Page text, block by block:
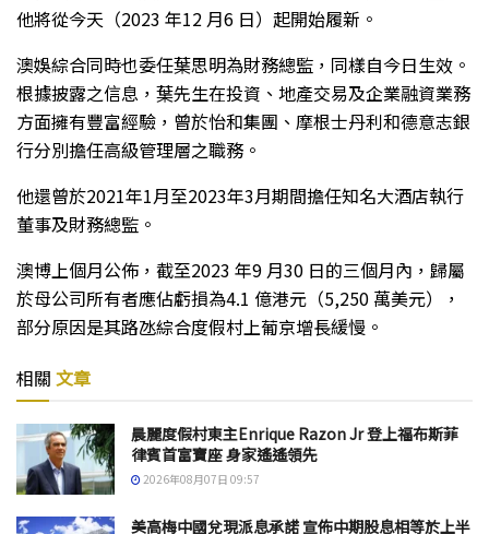
他將從今天（2023 年12 月6 日）起開始履新。
澳娛綜合同時也委任葉思明為財務總監，同樣自今日生效。
根據披露之信息，葉先生在投資、地產交易及企業融資業務
方面擁有豐富經驗，曾於怡和集團、摩根士丹利和德意志銀
行分別擔任高級管理層之職務。
他還曾於2021年1月至2023年3月期間擔任知名大酒店執行
董事及財務總監。
澳博上個月公佈，截至2023 年9 月30 日的三個月內，歸屬
於母公司所有者應佔虧損為4.1 億港元（5,250 萬美元），
部分原因是其路氹綜合度假村上葡京增長緩慢。
相關 文章
晨麗度假村東主Enrique Razon Jr 登上福布斯菲
律賓首富寶座 身家遙遙領先
2026年08月07日 09:57
美高梅中國兌現派息承諾 宣佈中期股息相等於上半